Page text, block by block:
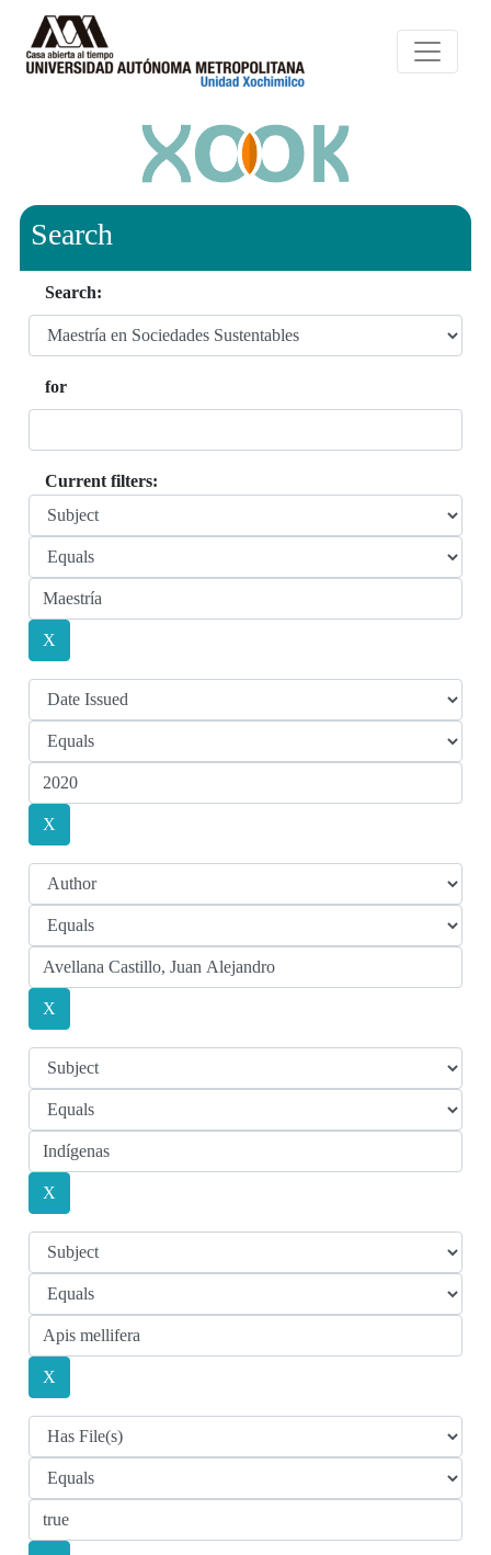
Search
Search:
for
Current filters: